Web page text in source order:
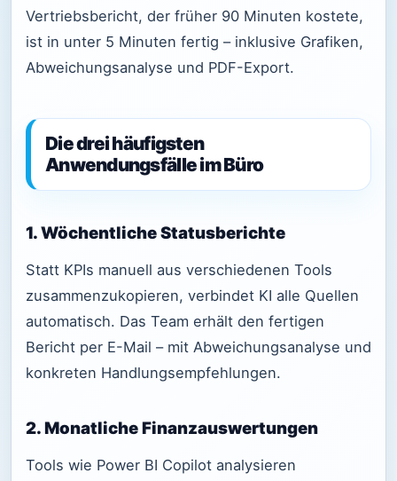
Vertriebsbericht, der früher 90 Minuten kostete,
ist in unter 5 Minuten fertig – inklusive Grafiken,
Abweichungsanalyse und PDF-Export.
Die drei häufigsten
Anwendungsfälle im Büro
1. Wöchentliche Statusberichte
Statt KPIs manuell aus verschiedenen Tools
zusammenzukopieren, verbindet KI alle Quellen
automatisch. Das Team erhält den fertigen
Bericht per E-Mail – mit Abweichungsanalyse und
konkreten Handlungsempfehlungen.
2. Monatliche Finanzauswertungen
Tools wie Power BI Copilot analysieren